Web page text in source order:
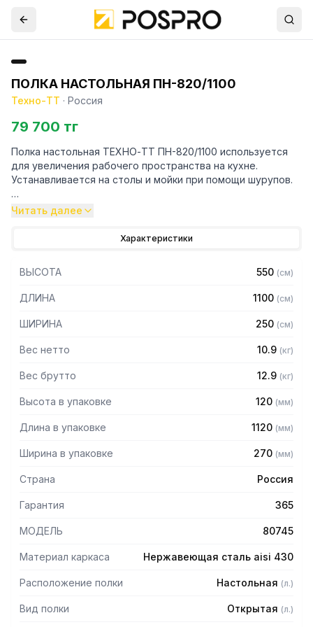
ПОЛКА НАСТОЛЬНАЯ ПН-820/1100
Техно-ТТ · Россия
79 700 тг
Полка настольная ТЕХНО-ТТ ПН-820/1100 используется
для увеличения рабочего пространства на кухне.
Устанавливается на столы и мойки при помощи шурупов.
Особенности:
— Из нержавеющей стали AISI 430 толщиной 0,8 мм
— С усилителем
— 2 яруса
— Боковины (стойки) из трубы 20х20 нержавеющей стали
— Крепление к столу болтовое через отверстие в
— Полка поставляется в разобранном виде
Читать далее
Характеристики
ВЫСОТА 550 (см)
ДЛИНА 1100 (см)
ШИРИНА 250 (см)
Вес нетто 10.9 (кг)
Вес брутто 12.9 (кг)
Высота в упаковке 120 (мм)
Длина в упаковке 1120 (мм)
Ширина в упаковке 270 (мм)
Страна Россия
Гарантия 365
МОДЕЛЬ 80745
Материал каркаса Нержавеющая сталь aisi 430
Расположение полки Настольная (л.)
Вид полки Открытая (л.)